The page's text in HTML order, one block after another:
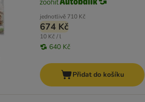
jednotlivě 710 Kč
674 Kč
10 Kč / l
640 Kč
Přidat do košíku